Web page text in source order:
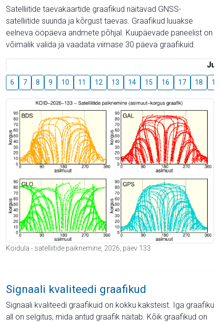
Satelliitide taevakaartide graafikud näitavad GNSS-
satelliitide suunda ja kõrgust taevas. Graafikud luuakse
eelneva ööpäeva andmete põhjal. Kuupäevade paneelist on
võimalik valida ja vaadata viimase 30 päeva graafikuid.
6 7 8 9 10 11 12 13 14 15 16 17 18 19
Koidula - satelliitide paiknemine, 2026, päev 133
Signaali kvaliteedi graafikud
Signaali kvaliteedi graafikuid on kokku kaksteist. Iga graafiku
all on selgitus, mida antud graafik näitab. Kõik graafikud on